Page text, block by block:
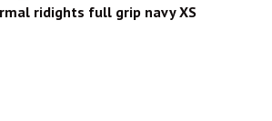
ridights full grip navy XS